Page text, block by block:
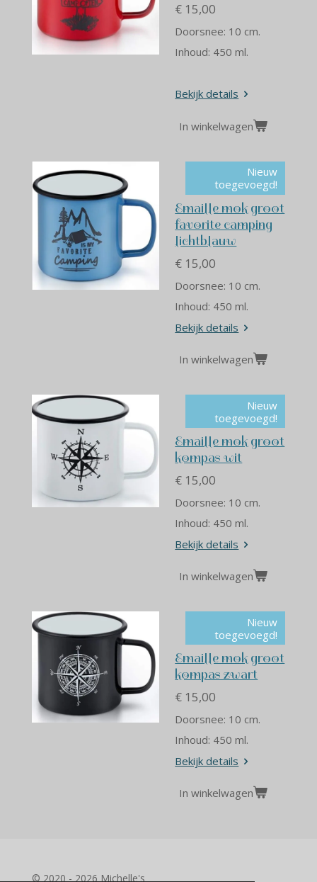
€ 15,00
Doorsnee: 10 cm.
Inhoud: 450 ml.
Bekijk details
In winkelwagen
Nieuw
toegevoegd!
Emaille mok groot
favorite camping
lichtblauw
€ 15,00
Doorsnee: 10 cm.
Inhoud: 450 ml.
Bekijk details
In winkelwagen
Nieuw
toegevoegd!
Emaille mok groot
kompas wit
€ 15,00
Doorsnee: 10 cm.
Inhoud: 450 ml.
Bekijk details
In winkelwagen
Nieuw
toegevoegd!
Emaille mok groot
kompas zwart
€ 15,00
Doorsnee: 10 cm.
Inhoud: 450 ml.
Bekijk details
In winkelwagen
© 2020 - 2026 Michelle's